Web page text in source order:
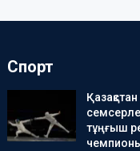
Спорт
Қазақстан
тұңғыш